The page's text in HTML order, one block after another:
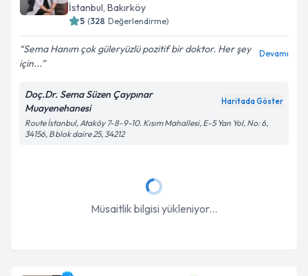
Kişisel verilerimin işlenmesine ilişkinAydınlatma
Takvim Talebini Gönder
İstanbul, Bakırköy
5 (328 Değerlendirme)
Sema Hanım çok güleryüzlü pozitif bir doktor. Her şey
için...
Devamı
Doç.Dr. Sema Süzen Çaypınar
Muayenehanesi
Haritada Göster
Route İstanbul, Ataköy 7-8-9-10. Kısım Mahallesi, E-5 Yan Yol, No: 6,
34156, B blok daire 25, 34212
Müsaitlik bilgisi yükleniyor...